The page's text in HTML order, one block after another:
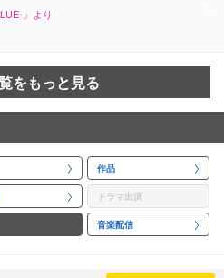
」より
をもっと見る
作品
ドラマ出演
音楽配信